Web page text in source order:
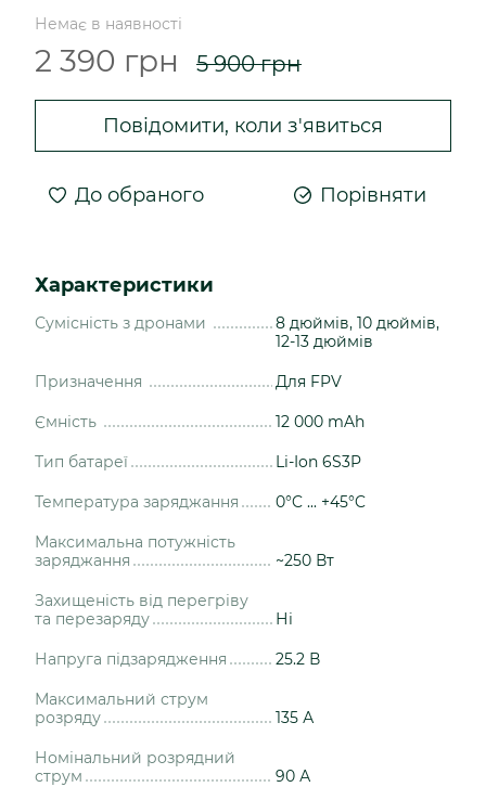
Немає в наявності
2 390 грн 5 900 грн
Повідомити, коли з'явиться
До обраного Порівняти
Характеристики
Сумісність з дронами
8 дюймів, 10 дюймів,
12-13 дюймів
Призначення Для FPV
Ємність 12 000 mAh
Тип батареї Li-Ion 6S3P
Температура заряджання 0°C ... +45°C
Максимальна потужність
заряджання
~250 Вт
Захищеність від перегріву
та перезаряду
Ні
Напруга підзарядження 25.2 В
Максимальний струм
розряду
135 А
Номінальний розрядний
струм
90 А